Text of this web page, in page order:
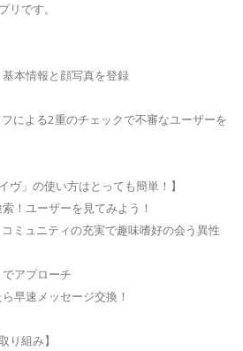
リです。
本情報と顔写真を登録
による2重のチェックで不審なユーザーを
ヴ」の使い方はとっても簡単！】
！ユーザーを見てみよう！
ミュニティの充実で趣味嗜好の会う異性
アプローチ
早速メッセージ交換！
り組み】